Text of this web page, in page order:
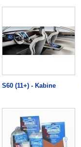
S60 (11+) - Kabine